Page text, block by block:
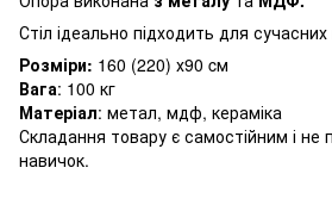
Стіл ідеально підходить для
Розміри: 160 (220) х90 cм
Вага: 100 кг
Матеріал: метал, мдф, кераміка
Складання товару є самостійним і не
навичок.